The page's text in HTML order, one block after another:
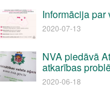
Informācija
2020-07-13
NVA piedāvā
atkarības
2020-06-18